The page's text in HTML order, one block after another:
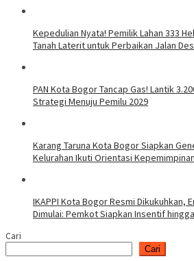
Kepedulian Nyata! Pemilik Lahan 333
Tanah Laterit untuk Perbaikan Jalan
PAN Kota Bogor Tancap Gas! Lantik
Strategi Menuju Pemilu 2029
Karang Taruna Kota Bogor Siapkan
Kelurahan Ikuti Orientasi Kepemimpinan
IKAPPI Kota Bogor Resmi Dikukuhkan,
Dimulai: Pemkot Siapkan Insentif
Cari
Cari